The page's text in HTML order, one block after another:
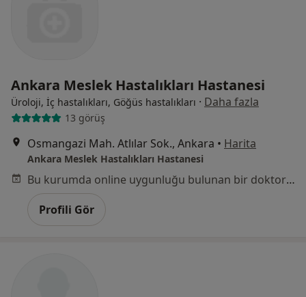
Ankara Meslek Hastalıkları Hastanesi
Üroloji, İç hastalıkları, Göğüs hastalıkları · Daha fazla
13 görüş
Osmangazi Mah. Atlılar Sok., Ankara • Harita
Ankara Meslek Hastalıkları Hastanesi
Bu kurumda online uygunluğu bulunan bir doktor veya uzman bulunamadı
Profili Gör